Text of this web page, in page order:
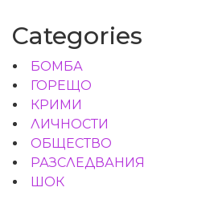
Categories
БОМБА
ГОРЕЩО
КРИМИ
ЛИЧНОСТИ
ОБЩЕСТВО
РАЗСЛЕДВАНИЯ
ШОК